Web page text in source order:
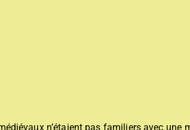
n’étaient pas familiers avec